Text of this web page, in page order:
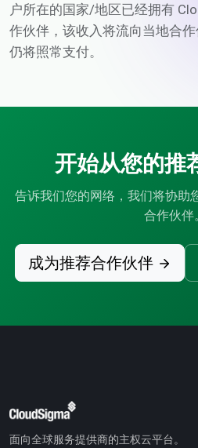
户所在的国家/地区已经拥有
作伙伴，该收入将流向当地合
仍将照常支付。
开始从您的推
告诉我们您的网络，我们将协助
合作伙伴
成为推荐合作伙伴
面向全球服务提供商的主权云平台。